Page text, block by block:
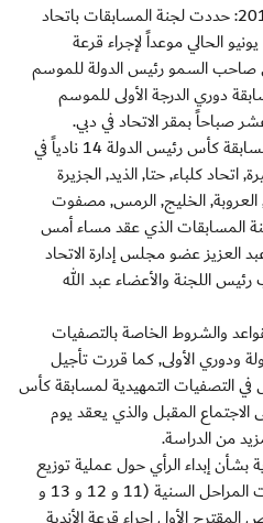
(أرشيفية) دبي/ الأربعاء 5 يونيو 2013: حددت لجنة المسابقات باتحاد
الإمارات لكرة القدم يوم السبت 15 يونيو الحالي موعداً لإجراء قرعة
صاحب السمو رئيس الدولة للموسم
وقرعة مسابقة دوري الدرجة الأولى للموسم
ويشارك في التصفيات التمهيدية لمسابقة كأس رئيس الدولة 14 نادياً في
اتحاد كلباء, حتا, الذيد, الجزيرة
العروبة, الخليج, الرمس, مصفوت
المسابقات الذي عقد مساء أمس
العزيز عضو مجلس إدارة الاتحاد
اللجنة والأعضاء عبد الله
والشروط الخاصة بالتصفيات
ودوري الأولى, كما قررت تأجيل
في التصفيات التمهيدية لمسابقة كأس
الاجتماع المقبل والذي يعقد يوم
بشأن إبداء الرأي حول عملية توزيع
الأندية على مجموعتين في مسابقات المراحل السنية (11 و 12 و 13 و